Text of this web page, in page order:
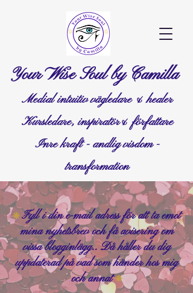
Your Wise Soul by Camilla
Medial intuitiv vägledare & healer
Kursledare, inspiratör& författare
Inre kraft - andlig visdom -
transformation
❊Fyll i din e-mail adress för att ta emot
mina nyhetsbrev och få avisering om
vissa blogginlägg.. Då håller du dig
uppdaterad på vad som händer hos mig
och annat❊